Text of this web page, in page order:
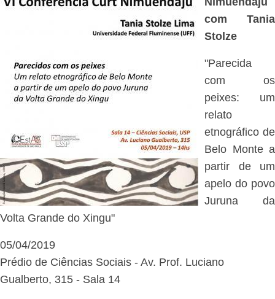
com Tania
Stolze
"Parecida
com os
peixes: um
relato
etnográfico de
Belo Monte a
partir de um
apelo do povo
Juruna da
Volta Grande do Xingu"
05/04/2019
Prédio de Ciências Sociais - Av. Prof. Luciano
Gualberto, 315 - Sala 14